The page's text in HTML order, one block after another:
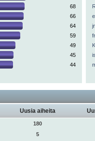
68
66
64
59
49
45
44
Uusia aiheita
180
5